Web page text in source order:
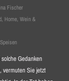
Fischer
, Home,Wein &
Gedanken
vermuten Sie jetzt